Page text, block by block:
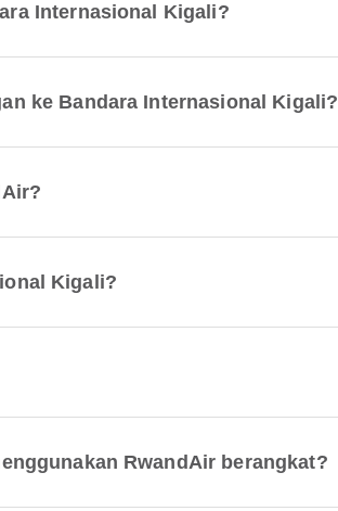
Internasional Kigali?
ke Bandara Internasional Kigali?
Kigali?
RwandAir berangkat?